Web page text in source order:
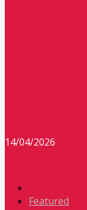
14/04/2026
Featured